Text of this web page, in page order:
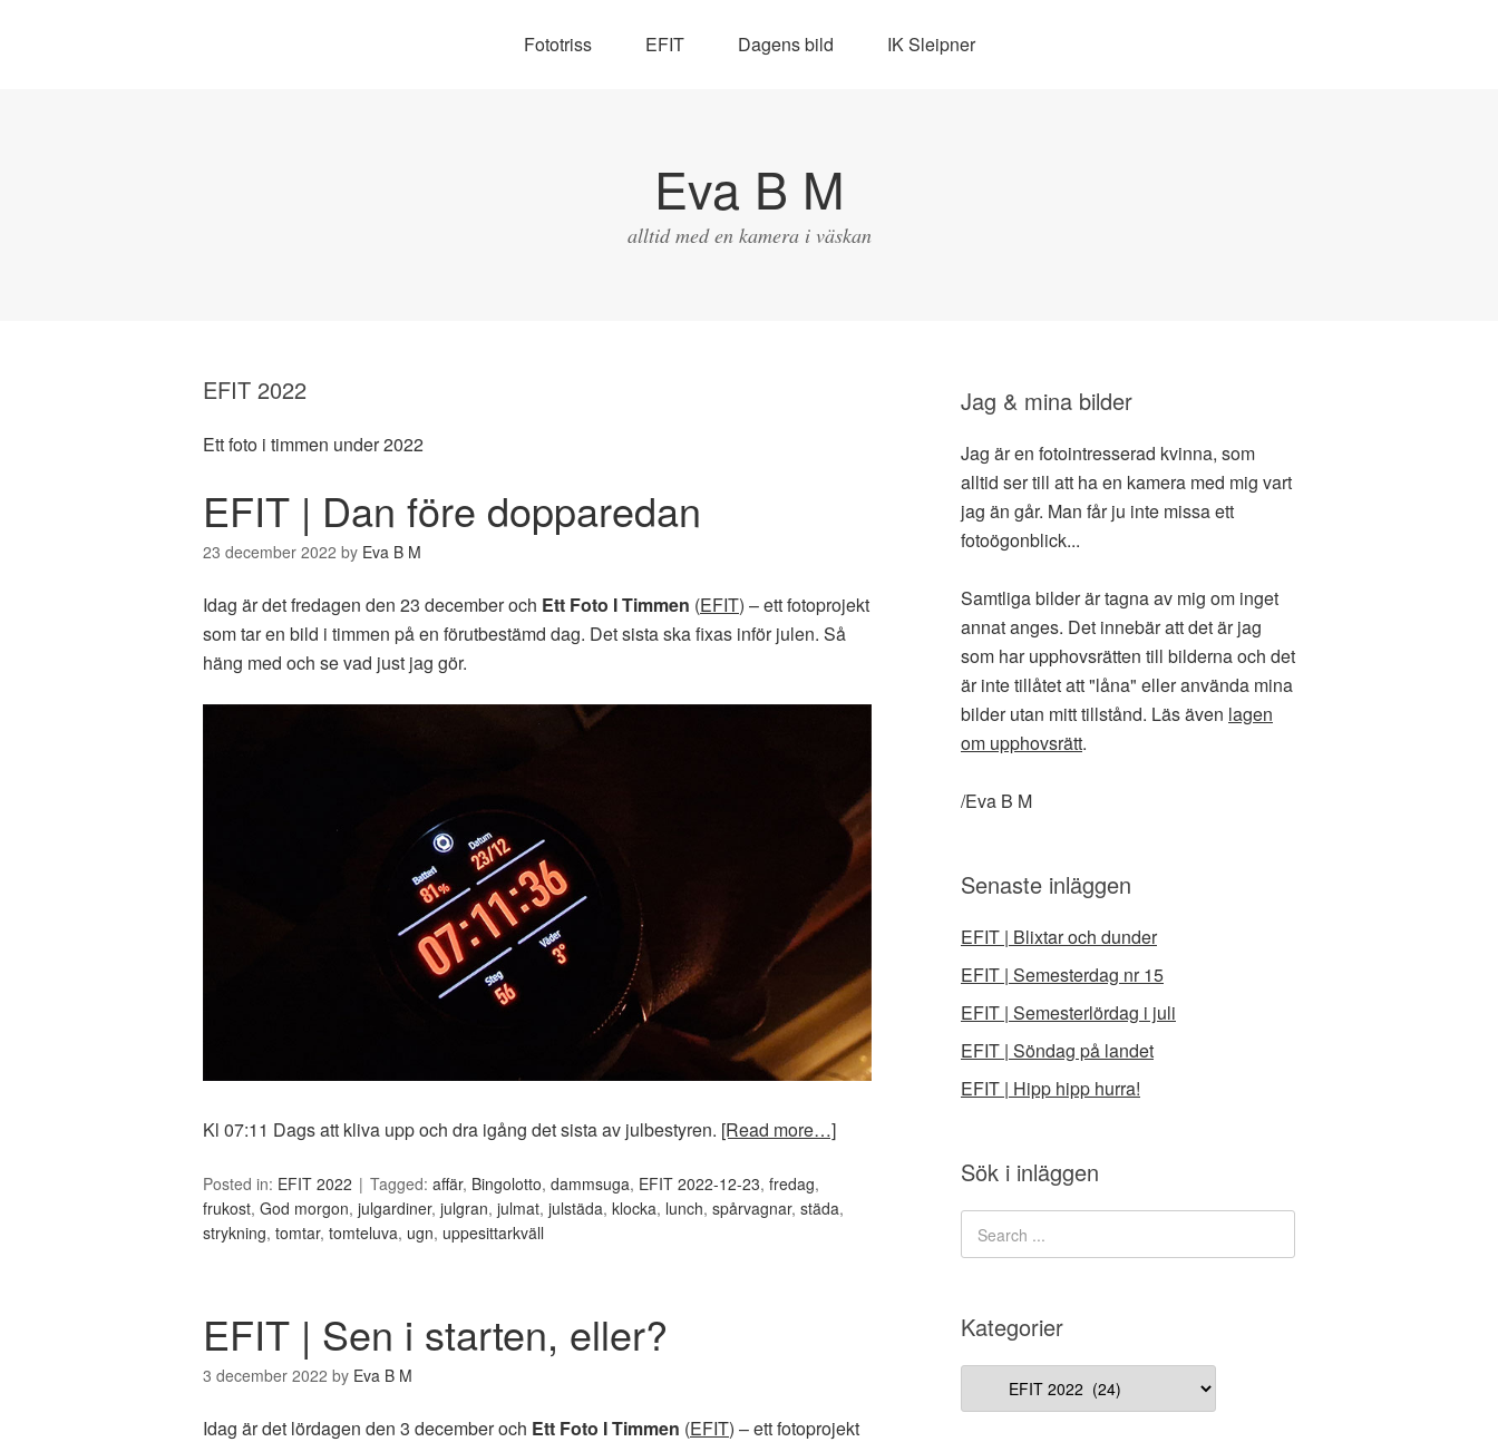
Fototriss EFIT Dagens bild IK Sleipner
Eva B M
alltid med en kamera i väskan
EFIT 2022
Ett foto i timmen under 2022
EFIT | Dan före dopparedan
23 december 2022 by Eva B M
Idag är det fredagen den 23 december och Ett Foto I Timmen (EFIT) – ett fotoprojekt
som tar en bild i timmen på en förutbestämd dag. Det sista ska fixas inför julen. Så
häng med och se vad just jag gör.
Kl 07:11 Dags att kliva upp och dra igång det sista av julbestyren. [Read more…]
Posted in: EFIT 2022 Tagged: affär, Bingolotto, dammsuga, EFIT 2022-12-23, fredag,
frukost, God morgon, julgardiner, julgran, julmat, julstäda, klocka, lunch, spårvagnar, städa,
strykning, tomtar, tomteluva, ugn, uppesittarkväll
EFIT | Sen i starten, eller?
3 december 2022 by Eva B M
Idag är det lördagen den 3 december och Ett Foto I Timmen (EFIT) – ett fotoprojekt
Jag & mina bilder
Jag är en fotointresserad kvinna, som
alltid ser till att ha en kamera med mig vart
jag än går. Man får ju inte missa ett
fotoögonblick...
Samtliga bilder är tagna av mig om inget
annat anges. Det innebär att det är jag
som har upphovsrätten till bilderna och det
är inte tillåtet att "låna" eller använda mina
bilder utan mitt tillstånd. Läs även lagen
om upphovsrätt.
/Eva B M
Senaste inläggen
EFIT | Blixtar och dunder
EFIT | Semesterdag nr 15
EFIT | Semesterlördag i juli
EFIT | Söndag på landet
EFIT | Hipp hipp hurra!
Sök i inläggen
Kategorier
Kategorier